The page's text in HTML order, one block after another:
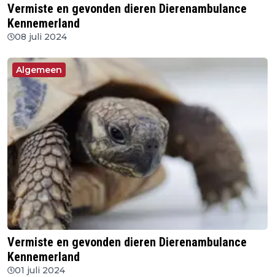
Vermiste en gevonden dieren Dierenambulance
Kennemerland
08 juli 2024
Algemeen
Vermiste en gevonden dieren Dierenambulance
Kennemerland
01 juli 2024